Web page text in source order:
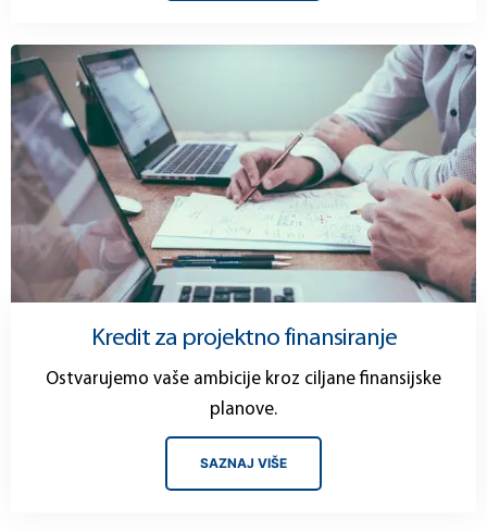
Kredit za projektno finansiranje
Ostvarujemo vaše ambicije kroz ciljane finansijske
planove.
SAZNAJ VIŠE